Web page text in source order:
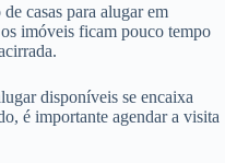
casas para alugar em
imóveis ficam pouco tempo
disponíveis se encaixa
é importante agendar a visita